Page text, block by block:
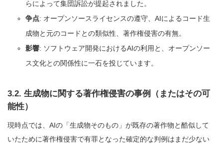
らによって集団訴訟が提起されました。
争点: オープンソースライセンスの遵守、AIによるコード生
成物と元のコードとの類似性、著作権侵害の有無。
影響: ソフトウェア開発におけるAIの利用と、オープンソー
ス文化との関係性に一石を投じています。
3.2. 生成物に関する著作権侵害の事例（またはその可
能性）
現時点では、AIの「生成物そのもの」が既存の著作物と酷似して
いたために著作権侵害で有罪となった確定的な判例はまだ少ない